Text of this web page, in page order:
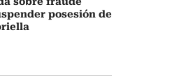
posesión de